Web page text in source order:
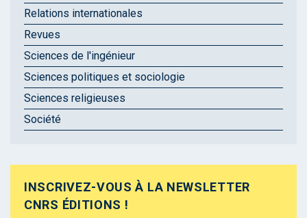
Relations internationales
Revues
Sciences de l'ingénieur
Sciences politiques et sociologie
Sciences religieuses
Société
INSCRIVEZ-VOUS À LA NEWSLETTER
CNRS ÉDITIONS !